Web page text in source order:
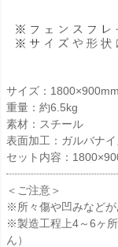
サイズ：
重量：約6.5kg
素材：スチール
表面加工：ガルバナ
セット内容：
＜ご注意＞
※所々傷や凹みなどが
※製造工程上4～6ヶ
ん）